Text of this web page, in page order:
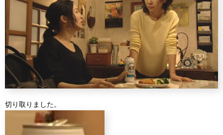
切り取りました。